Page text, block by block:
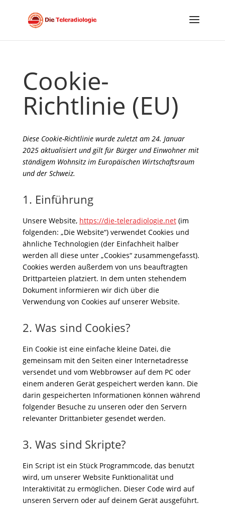
Cookie-
Richtlinie (EU)
Diese Cookie-Richtlinie wurde zuletzt am 24. Januar
2025 aktualisiert und gilt für Bürger und Einwohner mit
ständigem Wohnsitz im Europäischen Wirtschaftsraum
und der Schweiz.
1. Einführung
Unsere Website, https://die-teleradiologie.net(im
folgenden: „Die Website“) verwendet Cookies und
ähnliche Technologien (der Einfachheit halber
werden all diese unter „Cookies“ zusammengefasst).
Cookies werden außerdem von uns beauftragten
Drittparteien platziert. In dem unten stehendem
Dokument informieren wir dich über die
Verwendung von Cookies auf unserer Website.
2. Was sind Cookies?
Ein Cookie ist eine einfache kleine Datei, die
gemeinsam mit den Seiten einer Internetadresse
versendet und vom Webbrowser auf dem PC oder
einem anderen Gerät gespeichert werden kann. Die
darin gespeicherten Informationen können während
folgender Besuche zu unseren oder den Servern
relevanter Drittanbieter gesendet werden.
3. Was sind Skripte?
Ein Script ist ein Stück Programmcode, das benutzt
wird, um unserer Website Funktionalität und
Interaktivität zu ermöglichen. Dieser Code wird auf
unseren Servern oder auf deinem Gerät ausgeführt.